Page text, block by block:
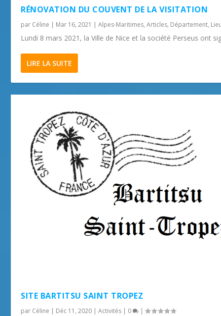
RÉNOVATION DU COUVENT DE LA VISITATION
par Céline | Mar 16, 2021 |Alpes-Maritimes,Articles, Département,
Lundi 8 mars 2021, la Ville de Nice et la société Perseus ont
LIRE LA SUITE
SITE BARTITSU SAINT TROPEZ
par Céline | Déc 11, 2020 |Activités | 0 |